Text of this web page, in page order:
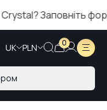
Заповніть
UK PLN 0